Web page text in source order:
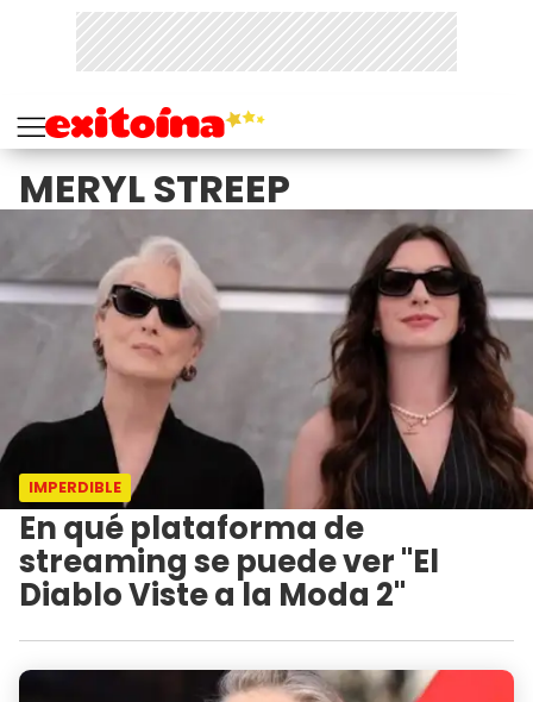
MERYL STREEP
IMPERDIBLE
En qué plataforma de
streaming se puede ver "El
Diablo Viste a la Moda 2"